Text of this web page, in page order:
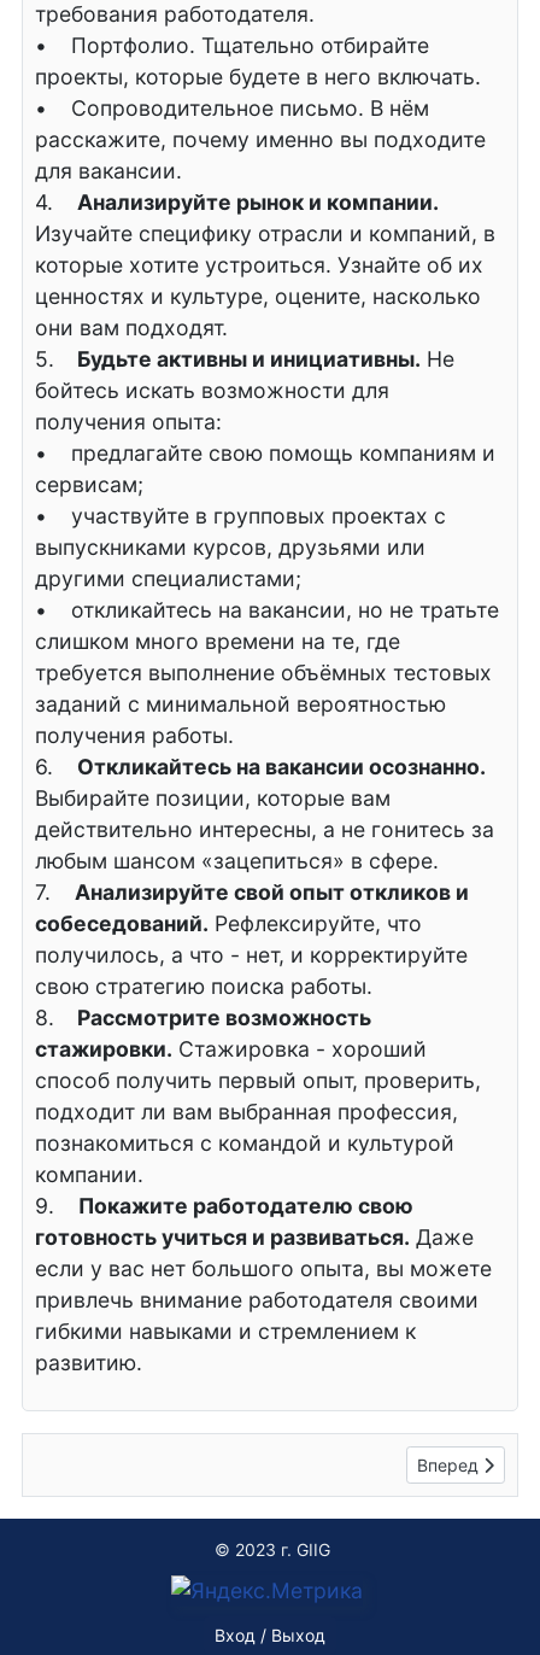
требования работодателя.
• Портфолио. Тщательно отбирайте
проекты, которые будете в него включать.
• Сопроводительное письмо. В нём
расскажите, почему именно вы подходите
для вакансии.
4. Анализируйте рынок и компании.
Изучайте специфику отрасли и компаний, в
которые хотите устроиться. Узнайте об их
ценностях и культуре, оцените, насколько
они вам подходят.
5.
Будьте активны и инициативны. Не
бойтесь искать возможности для
получения опыта:
• предлагайте свою помощь компаниям и
сервисам;
• участвуйте в групповых проектах с
выпускниками курсов, друзьями или
другими специалистами;
• откликайтесь на вакансии, но не тратьте
слишком много времени на те, где
требуется выполнение объёмных тестовых
заданий с минимальной вероятностью
получения работы.
6. Откликайтесь на вакансии осознанно.
Выбирайте позиции, которые вам
действительно интересны, а не гонитесь за
любым шансом «зацепиться» в сфере.
7. Анализируйте свой опыт откликов и
собеседований. Рефлексируйте, что
получилось, а что - нет, и корректируйте
свою стратегию поиска работы.
8.
Рассмотрите возможность
стажировки. Стажировка - хороший
способ получить первый опыт, проверить,
подходит ли вам выбранная профессия,
познакомиться с командой и культурой
компании.
9. Покажите работодателю свою
готовность учиться и развиваться. Даже
если у вас нет большого опыта, вы можете
привлечь внимание работодателя своими
гибкими навыками и стремлением к
развитию.
Следующий:
Вперед
© 2023 г. GIIG
Вход / Выход